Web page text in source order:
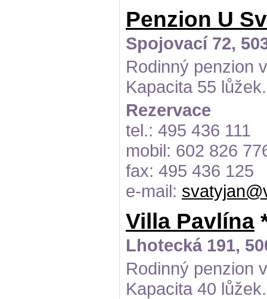
Penzion U
Spojovací 72,
Rodinný penzion
Kapacita 55 lůžek.
Rezervace
tel.: 495 436 111
mobil: 602 826
fax: 495 436 125
e-mail:
Villa Pavlína
Lhotecká 191,
Rodinný penzion
Kapacita 40 lůžek.